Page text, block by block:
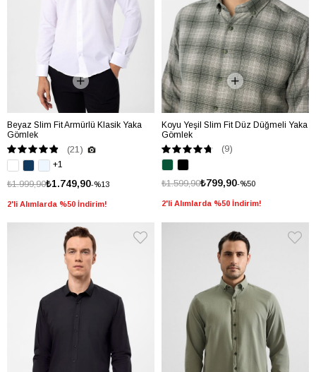
Beyaz Slim Fit Armürlü Klasik Yaka
Gömlek
(21)
+1
%13
₺1.749,90
₺1.999,90
2'li Alımlarda %50 İndirim!
Koyu Yeşil Slim Fit Düz Düğmeli Yaka
Gömlek
(9)
%50
₺799,90
₺1.599,90
2'li Alımlarda %50 İndirim!